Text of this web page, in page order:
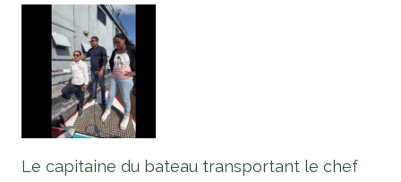
Le capitaine du bateau transportant le chef